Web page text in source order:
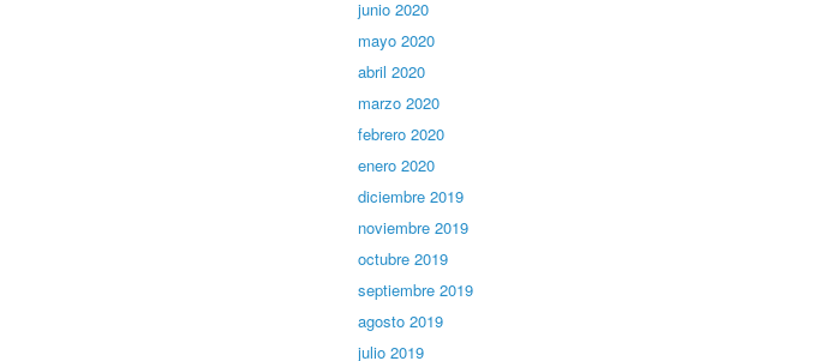
junio 2020
mayo 2020
abril 2020
marzo 2020
febrero 2020
enero 2020
diciembre 2019
noviembre 2019
octubre 2019
septiembre 2019
agosto 2019
julio 2019